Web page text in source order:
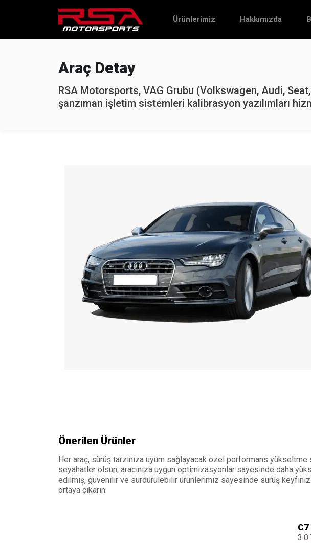
Ürünlerimiz Hakkımızda
Araç Detay
RSA Motorsports, VAG Grubu (Volkswagen, Audi,
şanzıman işletim sistemleri kalibrasyon yazılımları
Önerilen Ürünler
Her araç, sürüş tarzınıza uyum sağlayacak özel performans
seyahatler olsun, aracınıza uygun optimizasyonlar sayesinde daha
edilmiş, güvenilir ve sürdürülebilir ürünlerimiz sayesinde sürüş keyfinizi
ortaya çıkarın.
3.0